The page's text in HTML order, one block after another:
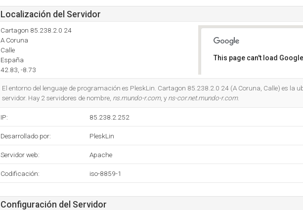
Localización del Servidor
Cartagon 85.238.2.0 24
A Coruna
Calle
España
42.83, -8.73
This page can't load
El entorno del lenguaje de programación es PleskLin. Cartagon 85.238.2.0 24 (A Coruna, Calle) es la
servidor. Hay 2 servidores de nombre, ns.mundo-r.com, y ns-cor.net.mundo-r.com.
IP: 85.238.2.252
Desarrollado por: PleskLin
Servidor web: Apache
Codificación: iso-8859-1
Configuración del Servidor